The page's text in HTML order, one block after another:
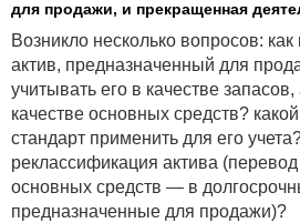
для продажи, и прекращенная
Возникло несколько вопросов:
актив, предназначенный для
учитывать его в качестве
качестве основных средств?
стандарт применить для его
реклассификация актива
основных средств — в
предназначенные для продажи)?